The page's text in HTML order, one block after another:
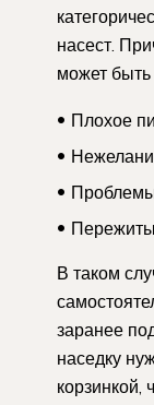
насест.
может быть
Плохое
В таком
заранее
наседку
корзинкой,